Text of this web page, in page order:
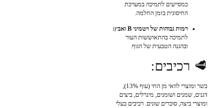
כמסייעים לתמיכה במערכת
החיסונית בזמן החלמה.
רמות גבוהות של ויטמיני B ואבץ:
לתמיכה בהתאוששות העור
ובהגנה הטבעית של הגוף.
🥩 רכיבים:
בשר ומוצרי לוואי מן החי (עוף 13%),
דגנים, שמנים ושומנים, מינרלים, ביצים
ומוצרי ביצה, סוכרים שונים. רכיבים בעלי